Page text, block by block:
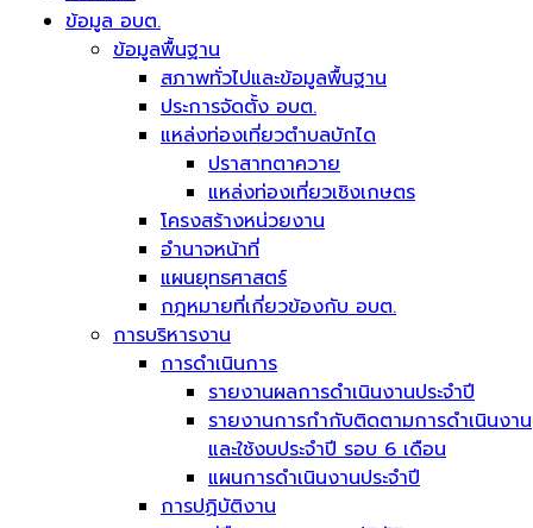
ข้อมูล อบต.
ข้อมูลพื้นฐาน
สภาพทั่วไปและข้อมูลพื้นฐาน
ประการจัดตั้ง อบต.
แหล่งท่องเที่ยวตำบลบักได
ปราสาทตาควาย
แหล่งท่องเที่ยวเชิงเกษตร
โครงสร้างหน่วยงาน
อำนาจหน้าที่
แผนยุทธศาสตร์
กฎหมายที่เกี่ยวข้องกับ อบต.
การบริหารงาน
การดำเนินการ
รายงานผลการดำเนินงานประจำปี
รายงานการกำกับติดตามการดำเนินงาน
และใช้งบประจำปี รอบ 6 เดือน
แผนการดำเนินงานประจำปี
การปฏิบัติงาน